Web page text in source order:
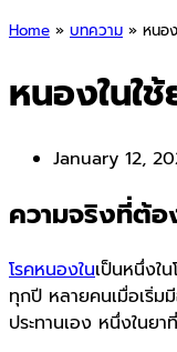
Home » บทความ » หนอ
หนองในใ
January 12,
ความจริงที่ต้อ
โรคหนองในเป็นหนึ่งใ
ทุกปี หลายคนเมื่อเริ่ม
ประทานเอง หนึ่งในย